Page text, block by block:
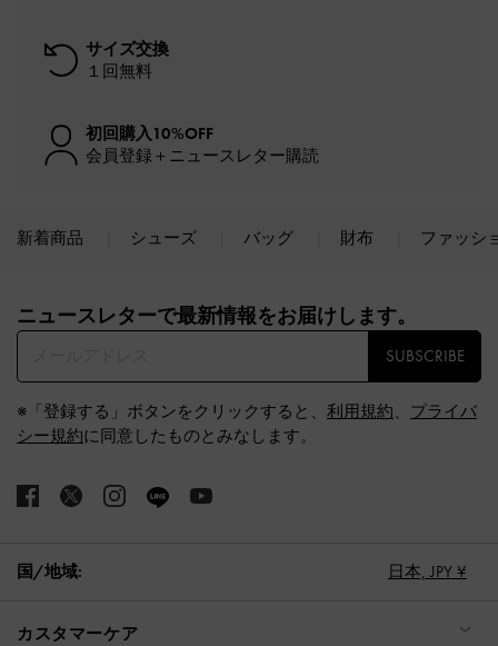
サイズ交換
１回無料
初回購入10%OFF
会員登録＋ニュースレター購読
新着商品 シューズ バッグ 財布 ファッシ
ニュースレターで最新情報をお届けします。​
SUBSCRIBE
※「登録する」ボタンをクリックすると、 利用規約、 プライバ
シー規約に同意したものとみなします。
国/地域: 日本, JPY ¥
カスタマーケア